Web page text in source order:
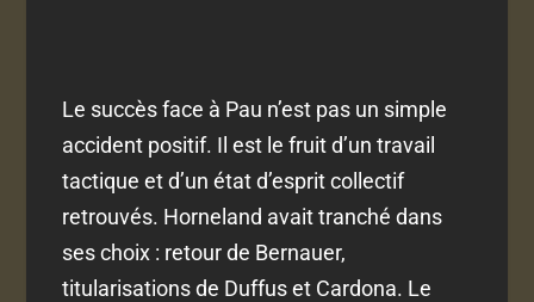
Le succès face à Pau n’est pas un simple
accident positif. Il est le fruit d’un travail
tactique et d’un état d’esprit collectif
retrouvés. Horneland avait tranché dans
ses choix : retour de Bernauer,
titularisations de Duffus et Cardona. Le